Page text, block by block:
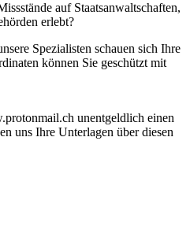
auf Staatsanwaltschaften,
erlebt?
Spezialisten schauen sich Ihre
können Sie geschützt mit
unentgeldlich einen
uns Ihre Unterlagen über diesen